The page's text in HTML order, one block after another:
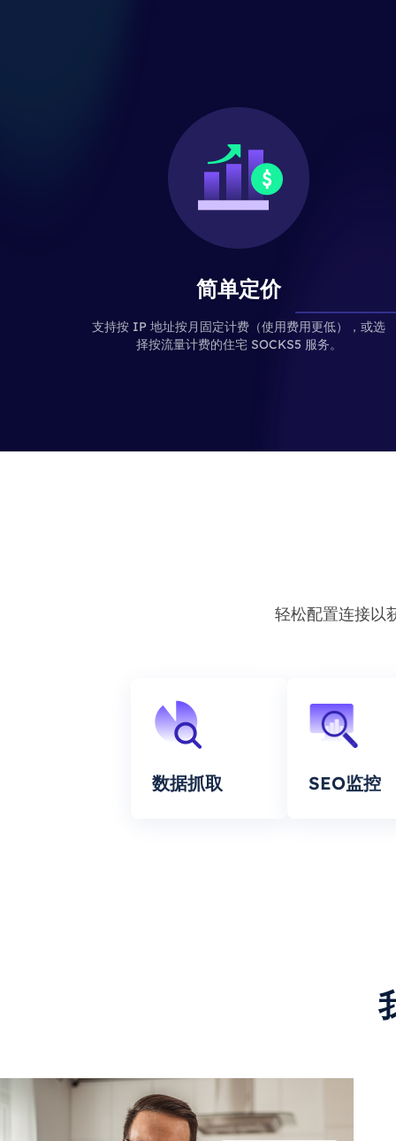
简单定价
支持按 IP 地址按月固定计费（使用费用更低），或选
择按流量计费的住宅 SOCKS5 服务。
轻松配置连接以
数据抓取 SEO监控